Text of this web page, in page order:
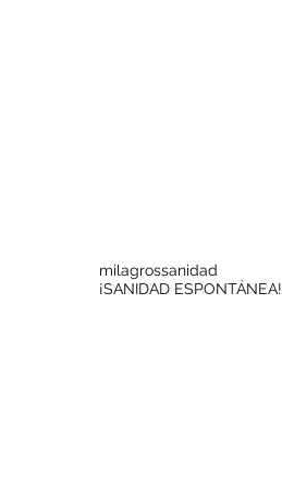
milagrossanidad
¡SANIDAD ESPONTÁNEA!